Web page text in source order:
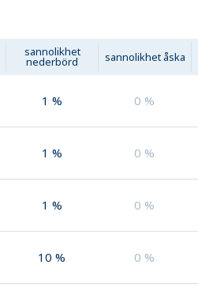
sannolikhet
nederbörd sannolikhet åska
1 % 0 %
1 % 0 %
1 % 0 %
10 % 0 %